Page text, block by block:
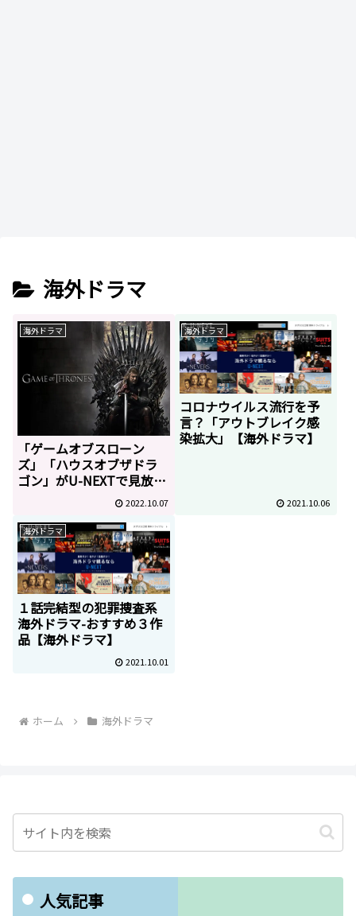
海外ドラマ
海外ドラマ
「ゲームオブスローン
ズ」「ハウスオブザドラ
ゴン」がU-NEXTで見放題
作品に！Amazonプライム
2022.10.07
海外ドラマ
コロナウイルス流行を予
言？「アウトブレイク感
染拡大」【海外ドラマ】
2021.10.06
海外ドラマ
１話完結型の犯罪捜査系
海外ドラマ-おすすめ３作
品【海外ドラマ】
2021.10.01
ホーム 海外ドラマ
人気記事